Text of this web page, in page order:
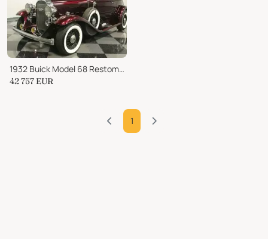
1932 Buick Model 68 Restomod
42 757 EUR
1